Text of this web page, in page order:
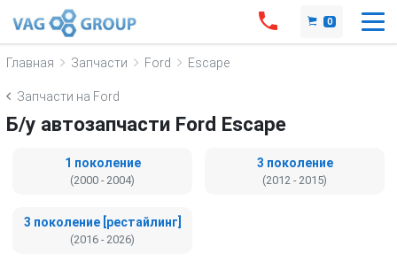
0
Главная Запчасти Ford Escape
Запчасти на Ford
Б/у автозапчасти Ford Escape
1 поколение
(2000 - 2004)
3 поколение
(2012 - 2015)
3 поколение [рестайлинг]
(2016 - 2026)